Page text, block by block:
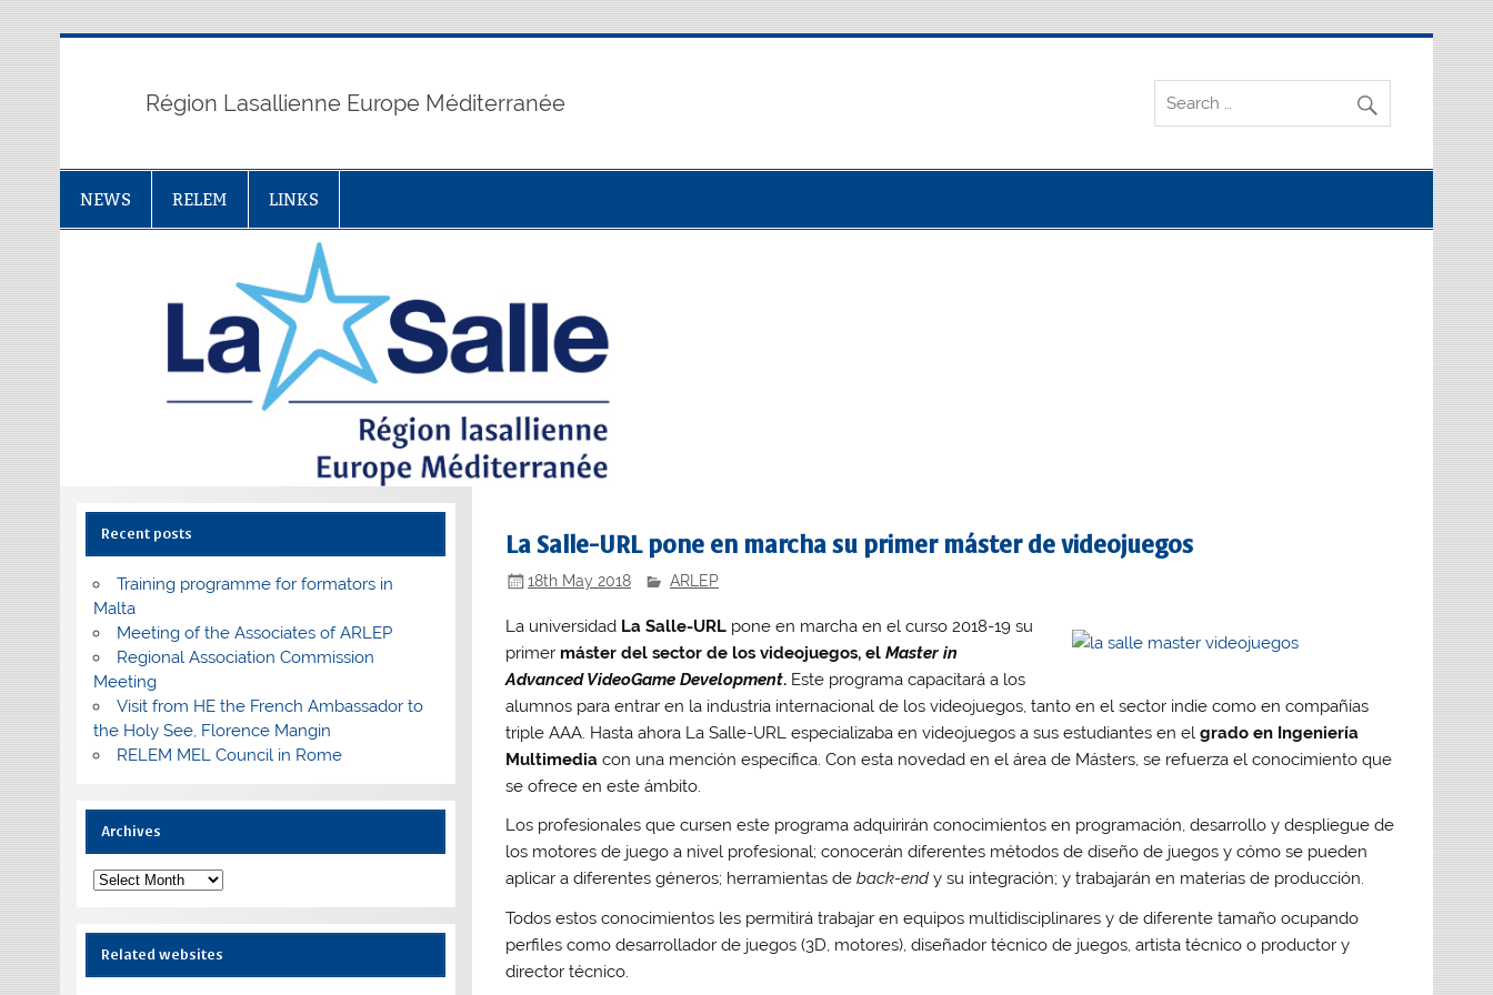
Région Lasallienne Europe Méditerranée
NEWS RELEM LINKS
La Salle-URL pone en marcha su primer máster de videojuegos
18th May 2018 ARLEP
La universidad La Salle-URL pone en marcha en el curso 2018-19 su
primer máster del sector de los videojuegos, elMaster in
Advanced VideoGame Development. Este programa capacitará a los
alumnos para entrar en la industria internacional de los videojuegos, tanto en el sector indie como en compañías
triple AAA. Hasta ahora La Salle-URL especializaba en videojuegos a sus estudiantes en elgrado en Ingeniería
Multimedia con una mención específica. Con esta novedad en el área de Másters, se refuerza el conocimiento que
se ofrece en este ámbito.
Los profesionales que cursen este programa adquirirán conocimientos en programación, desarrollo y despliegue de
los motores de juego a nivel profesional; conocerán diferentes métodos de diseño de juegos y cómo se pueden
aplicar a diferentes géneros; herramientas deback-end y su integración; y trabajarán en materias de producción.
Todos estos conocimientos les permitirá trabajar en equipos multidisciplinares y de diferente tamaño ocupando
perfiles como desarrollador de juegos (3D, motores), diseñador técnico de juegos, artista técnico o productor y
director técnico.
Recent posts
Training programme for formators in
Malta
Meeting of the Associates of ARLEP
Regional Association Commission
Meeting
Visit from HE the French Ambassador to
the Holy See, Florence Mangin
RELEM MEL Council in Rome
Archives
Archives
Related websites